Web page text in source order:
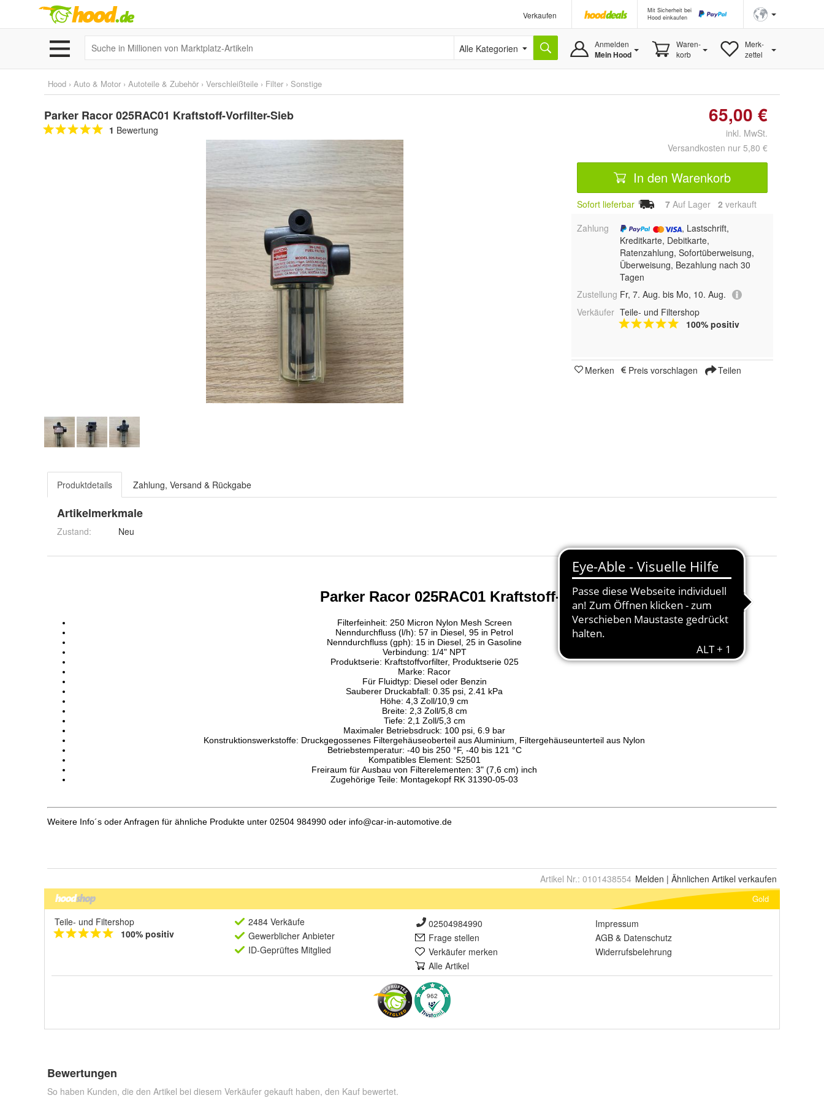
Verkaufen
Mit Sicherheit bei
Hood einkaufen
Alle Kategorien Anmelden
Mein Hood
Waren-
korb
Merk-
zettel
Hood › Auto & Motor › Autoteile & Zubehör › Verschleißteile › Filter › Sonstige
Parker Racor 025RAC01 Kraftstoff-Vorfilter-Sieb
1 Bewertung
65,00 €
inkl. MwSt.
Versandkosten nur 5,80 €
In den Warenkorb
Sofort lieferbar 7 Auf Lager 2 verkauft
Zahlung
, Lastschrift,
Kreditkarte, Debitkarte,
Ratenzahlung, Sofortüberweisung,
Überweisung, Bezahlung nach 30
Tagen
Zustellung Fr, 7. Aug. bis Mo, 10. Aug.
Verkäufer Teile- und Filtershop
100% positiv
Merken Preis vorschlagen Teilen
Produktdetails Zahlung, Versand & Rückgabe
Artikelmerkmale
Zustand: Neu
Artikel Nr.: 0101438554 Melden | Ähnlichen Artikel verkaufen
Gold
Teile- und Filtershop
100% positiv
2484 Verkäufe
Gewerblicher Anbieter
ID-Geprüftes Mitglied
02504984990
Frage stellen
Verkäufer merken
Alle Artikel
Impressum
AGB & Datenschutz
Widerrufsbelehrung
962
Bewertungen
So haben Kunden, die den Artikel bei diesem Verkäufer gekauft haben, den Kauf bewertet.